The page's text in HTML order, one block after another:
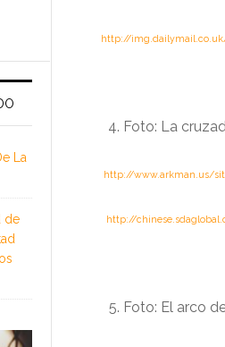
http://
Foto: La
http://www.arkman.us/
http://
Foto: El arco
La
de